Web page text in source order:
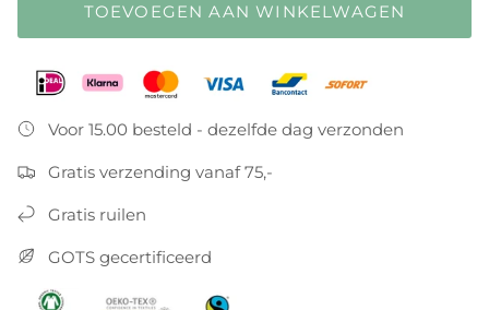
TOEVOEGEN AAN WINKELWAGEN
Voor 15.00 besteld - dezelfde dag verzonden
Gratis verzending vanaf 75,-
Gratis ruilen
GOTS gecertificeerd